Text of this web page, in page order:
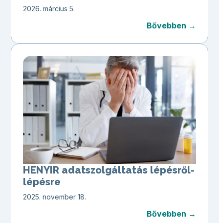
2026. március 5.
Bővebben →
HENYIR adatszolgáltatás lépésről-
lépésre
2025. november 18.
Bővebben →